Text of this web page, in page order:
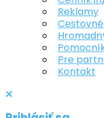
Reklamy
Pre
Kontakt